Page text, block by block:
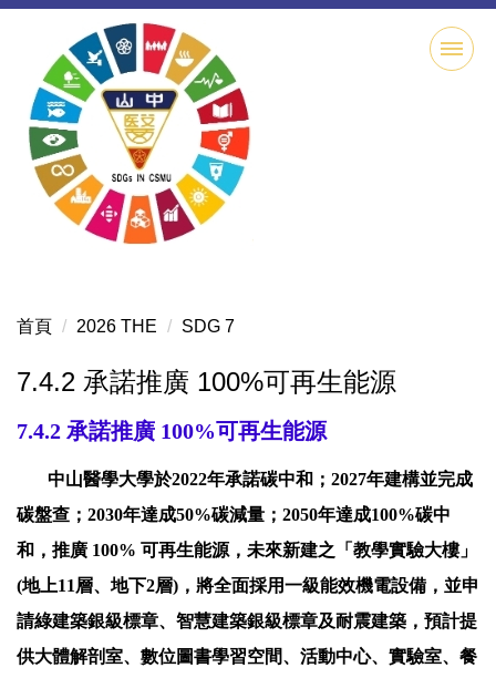
首頁 2026 THE SDG 7
7.4.2 承諾推廣 100%可再生能源
7.4.2 承諾推廣 100%可再生能源
中山醫學大學於2022年承諾碳中和；2027年建構並完成
碳盤查；2030年達成50%碳減量；2050年達成100%碳中
和，推廣 100% 可再生能源，未來新建之「教學實驗大樓」
(地上11層、地下2層)，將全面採用一級能效機電設備，並申
請綠建築銀級標章、智慧建築銀級標章及耐震建築，預計提
供大體解剖室、數位圖書學習空間、活動中心、實驗室、餐